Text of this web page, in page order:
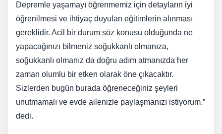
Depremle yaşamayı öğrenmemiz için detayların iyi
öğrenilmesi ve ihtiyaç duyulan eğitimlerin alınması
gereklidir. Acil bir durum söz konusu olduğunda ne
yapacağınızı bilmeniz soğukkanlı olmanıza,
soğukkanlı olmanız da doğru adım atmanızda her
zaman olumlu bir etken olarak öne çıkacaktır.
Sizlerden bugün burada öğreneceğiniz şeyleri
unutmamalı ve evde ailenizle paylaşmanızı istiyorum.”
dedi.